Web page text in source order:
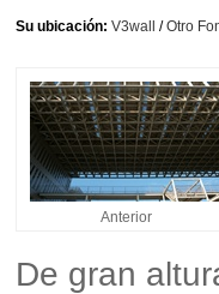
Su ubicación: V3wall /Otro
Anterior
De gran